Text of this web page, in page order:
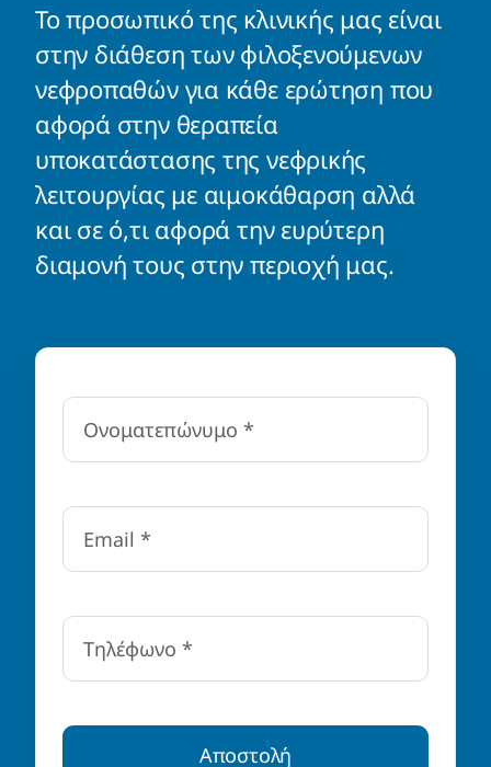
Το προσωπικό της κλινικής μας είναι
στην διάθεση των φιλοξενούμενων
νεφροπαθών για κάθε ερώτηση που
αφορά στην θεραπεία
υποκατάστασης της νεφρικής
λειτουργίας με αιμοκάθαρση αλλά
και σε ό,τι αφορά την ευρύτερη
διαμονή τους στην περιοχή μας.
Αποστολή